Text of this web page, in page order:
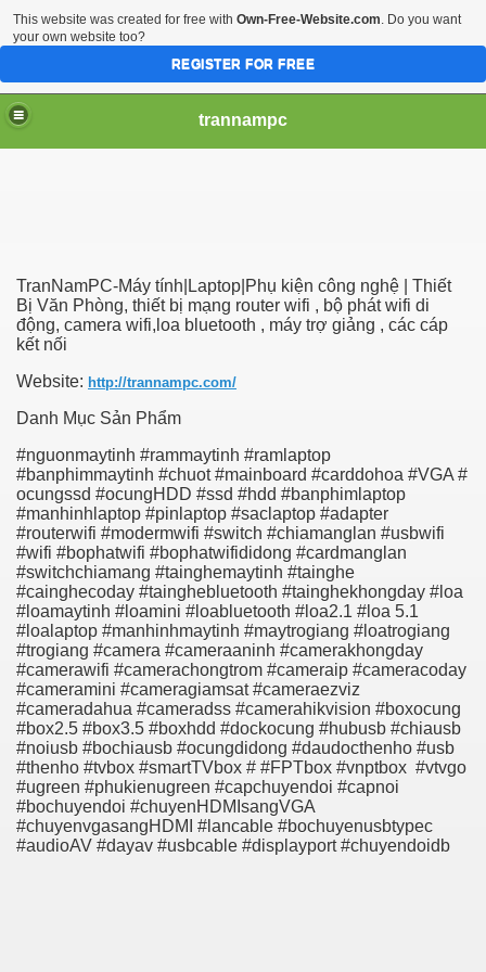
trannampc
TranNamPC-Máy tính|Laptop|Phụ kiện công nghệ | Thiết
Bị Văn Phòng, thiết bị mạng router wifi , bộ phát wifi di
động, camera wifi,loa bluetooth , máy trợ giảng , các cáp
kết nối
Website: http://trannampc.com/
Danh Mục Sản Phẩm
#nguonmaytinh #rammaytinh #ramlaptop
#banphimmaytinh #chuot #mainboard #carddohoa #VGA #
ocungssd #ocungHDD #ssd #hdd #banphimlaptop
#manhinhlaptop #pinlaptop #saclaptop #adapter
#routerwifi #modermwifi #switch #chiamanglan #usbwifi
#wifi #bophatwifi #bophatwifididong #cardmanglan
#switchchiamang #tainghemaytinh #tainghe
#cainghecoday #tainghebluetooth #tainghekhongday #loa
#loamaytinh #loamini #loabluetooth #loa2.1 #loa 5.1
#loalaptop #manhinhmaytinh #maytrogiang #loatrogiang
#trogiang #camera #cameraaninh #camerakhongday
#camerawifi #camerachongtrom #cameraip #cameracoday
#cameramini #cameragiamsat #cameraezviz
#cameradahua #cameradss #camerahikvision #boxocung
#box2.5 #box3.5 #boxhdd #dockocung #hubusb #chiausb
#noiusb #bochiausb #ocungdidong #daudocthenho #usb
#thenho #tvbox #smartTVbox # #FPTbox #vnptbox #vtvgo
#ugreen #phukienugreen #capchuyendoi #capnoi
#bochuyendoi #chuyenHDMIsangVGA
#chuyenvgasangHDMI #lancable #bochuyenusbtypec
#audioAV #dayav #usbcable #displayport #chuyendoidb
This website was created for free with Own-Free-Website.com. Do you want
your own website too?
REGISTER FOR FREE